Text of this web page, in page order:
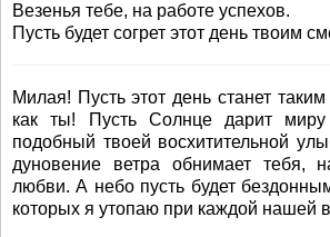
Везенья тебе, на работе успехов.
Пусть будет согрет этот день твоим
Милая! Пусть этот день станет
как ты! Пусть Солнце дарит миру
подобный твоей восхитительной
дуновение ветра обнимает тебя,
любви. А небо пусть будет
которых я утопаю при каждой нашей